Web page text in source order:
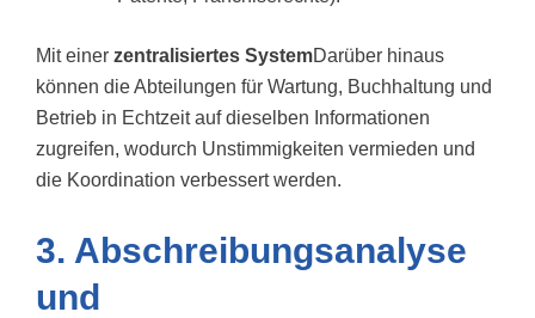
Mit einer zentralisiertes SystemDarüber hinaus
können die Abteilungen für Wartung, Buchhaltung und
Betrieb in Echtzeit auf dieselben Informationen
zugreifen, wodurch Unstimmigkeiten vermieden und
die Koordination verbessert werden.
3. Abschreibungsanalyse
und